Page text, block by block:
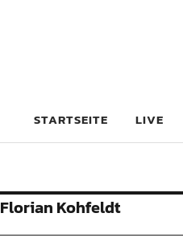
STARTSEITE LIVE
Florian Kohfeldt